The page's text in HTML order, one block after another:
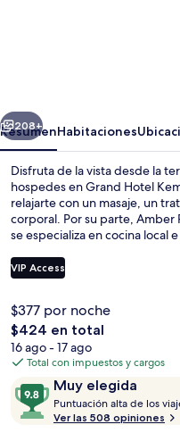
Siguiente
208+
ResumenHabitaciones
Disfruta de la vista desde la
hospedes en Grand Hotel
relajarte con un masaje, un
corporal. Por su parte, Amber
se especializa en cocina local
destacar de este hotel de lujo
techada y su sala de fitness
personal amable.
VIP Access
$377 por noche
El
precio
total
de
$424
$424 en total
16 ago - 17 ago
Total con impuestos y cargos
OpinionesMuy elegida
9.8
de
10,
Puntuación alta de los
Ver las 508 opiniones